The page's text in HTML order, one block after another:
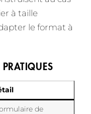
à taille
le format à
de